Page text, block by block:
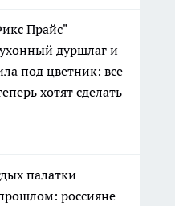
Прайс"
дуршлаг и
под цветник: все
хотят сделать
палатки
россияне